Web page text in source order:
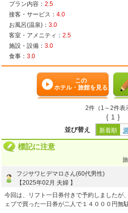
プラン内容： 2.5
接客・サービス： 4.0
お風呂(温泉)： 3.0
客室・アメニティ： 2.5
施設・設備： 3.0
食事： 3.0
この
ホテル・旅館を見る
2件（1～2件表
{ 1 }
並び替え
新着順
標記に注意
フジサワヒデマロさん(60代男性)
【2025年02月 夫婦 】
今回は、リフト一日券付きで予約しましたが
ェブで買った一日券が二人で１４０００円無